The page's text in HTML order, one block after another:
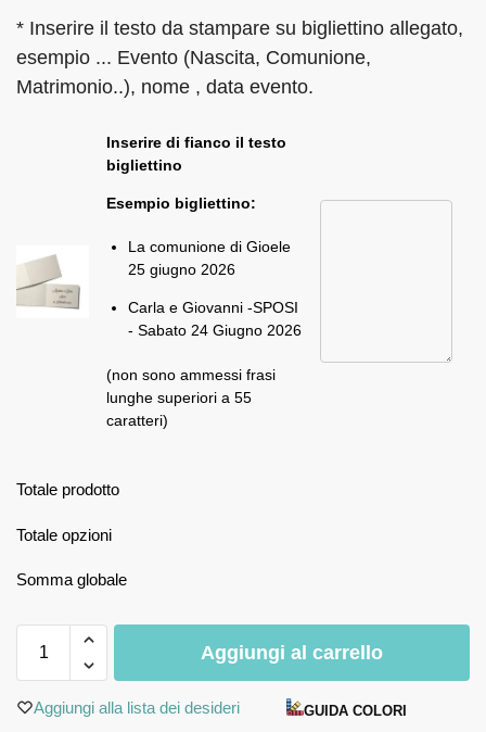
* Inserire il testo da stampare su bigliettino allegato,
esempio ... Evento (Nascita, Comunione,
Matrimonio..), nome , data evento.
Inserire di fianco il testo
bigliettino
Esempio bigliettino:
La comunione di Gioele
25 giugno 2026
Carla e Giovanni -SPOSI
- Sabato 24 Giugno 2026
(non sono ammessi frasi
lunghe superiori a 55
caratteri)
Totale prodotto
Totale opzioni
Somma globale
Aggiungi al carrello
Aggiungi alla lista dei desideri GUIDA COLORI